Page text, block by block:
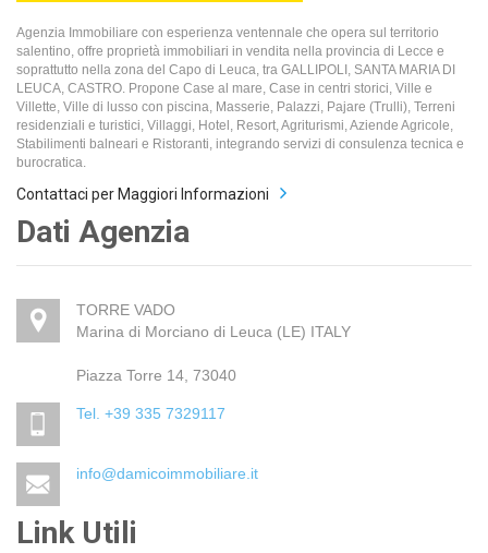
Agenzia Immobiliare con esperienza ventennale che opera sul territorio
salentino, offre proprietà immobiliari in vendita nella provincia di Lecce e
soprattutto nella zona del Capo di Leuca, tra GALLIPOLI, SANTA MARIA DI
LEUCA, CASTRO. Propone Case al mare, Case in centri storici, Ville e
Villette, Ville di lusso con piscina, Masserie, Palazzi, Pajare (Trulli), Terreni
residenziali e turistici, Villaggi, Hotel, Resort, Agriturismi, Aziende Agricole,
Stabilimenti balneari e Ristoranti, integrando servizi di consulenza tecnica e
burocratica.
Contattaci per Maggiori Informazioni
Dati Agenzia
TORRE VADO
Marina di Morciano di Leuca (LE) ITALY
Piazza Torre 14, 73040
Tel. +39 335 7329117
info@damicoimmobiliare.it
Link Utili